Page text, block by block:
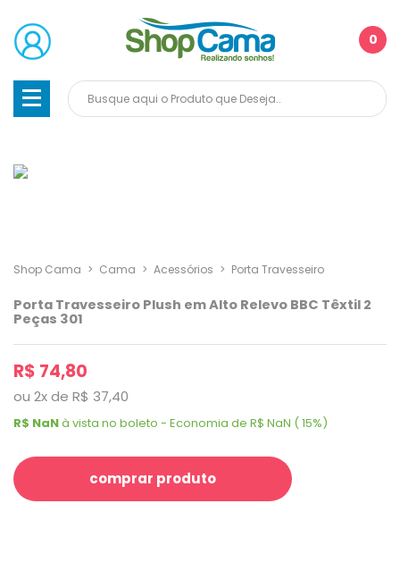
0
Shop Cama > Cama > Acessórios > Porta Travesseiro
Porta Travesseiro Plush em Alto Relevo BBC Têxtil 2
Peças 301
R$ 74,80
ou 2xde R$ 37,40
R$ NaNà vista no boleto - Economia de R$ NaN ( 15%)
comprar produto